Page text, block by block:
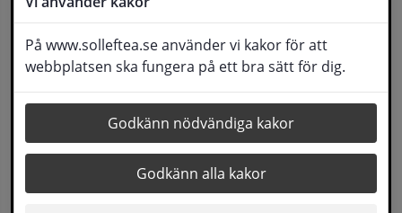
På www.solleftea.se använder vi kakor för att
webbplatsen ska fungera på ett bra sätt för dig.
Godkänn nödvändiga kakor
Godkänn alla kakor
Skidgymnasiet